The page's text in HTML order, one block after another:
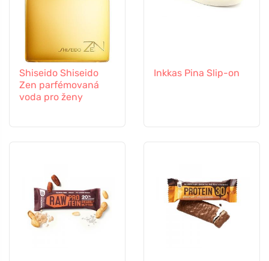
Shiseido Shiseido
Zen parfémovaná
voda pro ženy
Inkkas Pina Slip-on